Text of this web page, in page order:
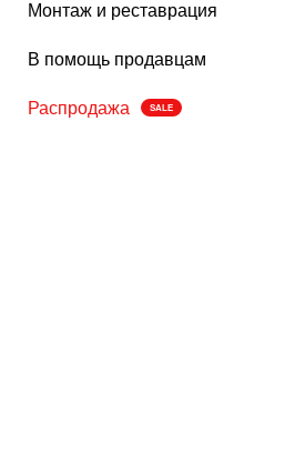
Монтаж и реставрация
В помощь продавцам
Распродажа SALE